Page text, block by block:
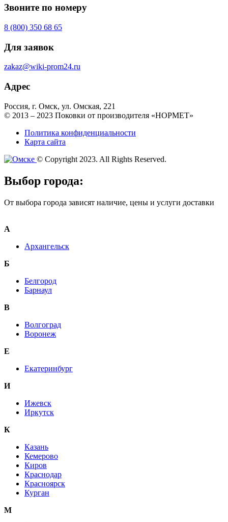
Звоните по номеру
8 (800) 350 68 65
Для заявок
zakaz@wiki-prom24.ru
Адрес
Россия, г. Омск, ул. Омская, 221
© 2013 – 2023 Поковки от производителя «НОРМЕТ»
Политика конфиденциальности
Карта сайта
© Copyright 2023. All Rights Reserved.
Выбор города:
От выбора города зависят наличие, цены и услуги доставки
А
Архангельск
Б
Белгород
Барнаул
В
Волгоград
Воронеж
E
Екатеринбург
И
Ижевск
Иркутск
К
Казань
Кемерово
Киров
Краснодар
Красноярск
Курган
М